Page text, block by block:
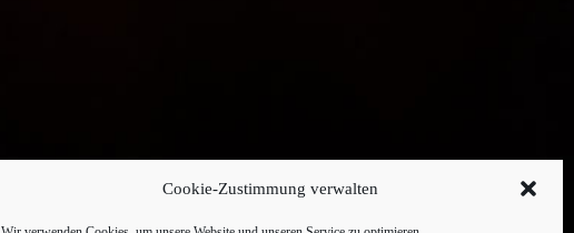
Cookie-Zustimmung verwalten